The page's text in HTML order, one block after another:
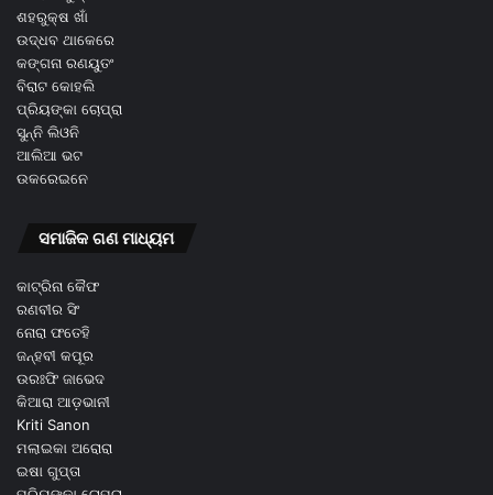
ଶହରୁକ୍ଷ ଖାଁ
ଉଦ୍ଧବ ଥାକେରେ
କଙ୍ଗନା ରଣୟୁତଂ
ବିରାଟ କୋହଲି
ପ୍ରିୟଙ୍କା ଚୋପ୍ରା
ସୁନ୍ନି ଲିଓନି
ଆଲିଆ ଭଟ
ଉକରେଇନେ
ସମାଜିକ ଗଣ ମାଧ୍ୟମ
କାଟ୍ରିନା କୈଫ
ରଣବୀର ସିଂ
ନୋରା ଫତେହି
ଜନ୍ହବୀ କପୂର
ଉରଃଫି ଜାଭେଦ
କିଆରା ଆଡ଼ଭାନୀ
Kriti Sanon
ମଲାଇକା ଅରୋରା
ଇଷା ଗୁପ୍ତା